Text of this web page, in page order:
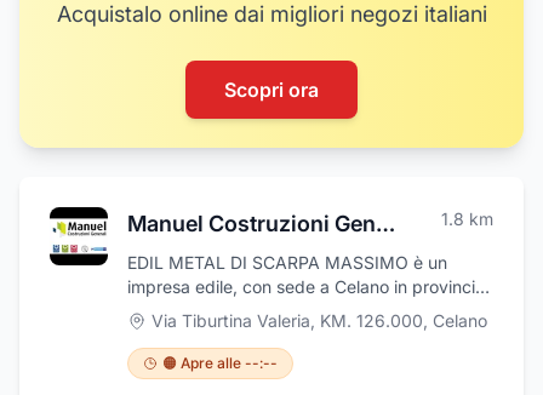
Acquistalo online dai migliori negozi italiani
Scopri ora
Manuel Costruzioni Generali 1.8 km
EDIL METAL DI SCARPA MASSIMO è un
impresa edile, con sede a Celano in provincia
de' L'Aquila, si occupa oltre alla
ristrutturazione e costruzione di abitazioni
civili ed industriali ,di carpenteria metallica
con montaggio di porte, coperture ,pergolati,
Via Tiburtina Valeria, KM. 126.000, Celano
🟠 Apre alle --:--